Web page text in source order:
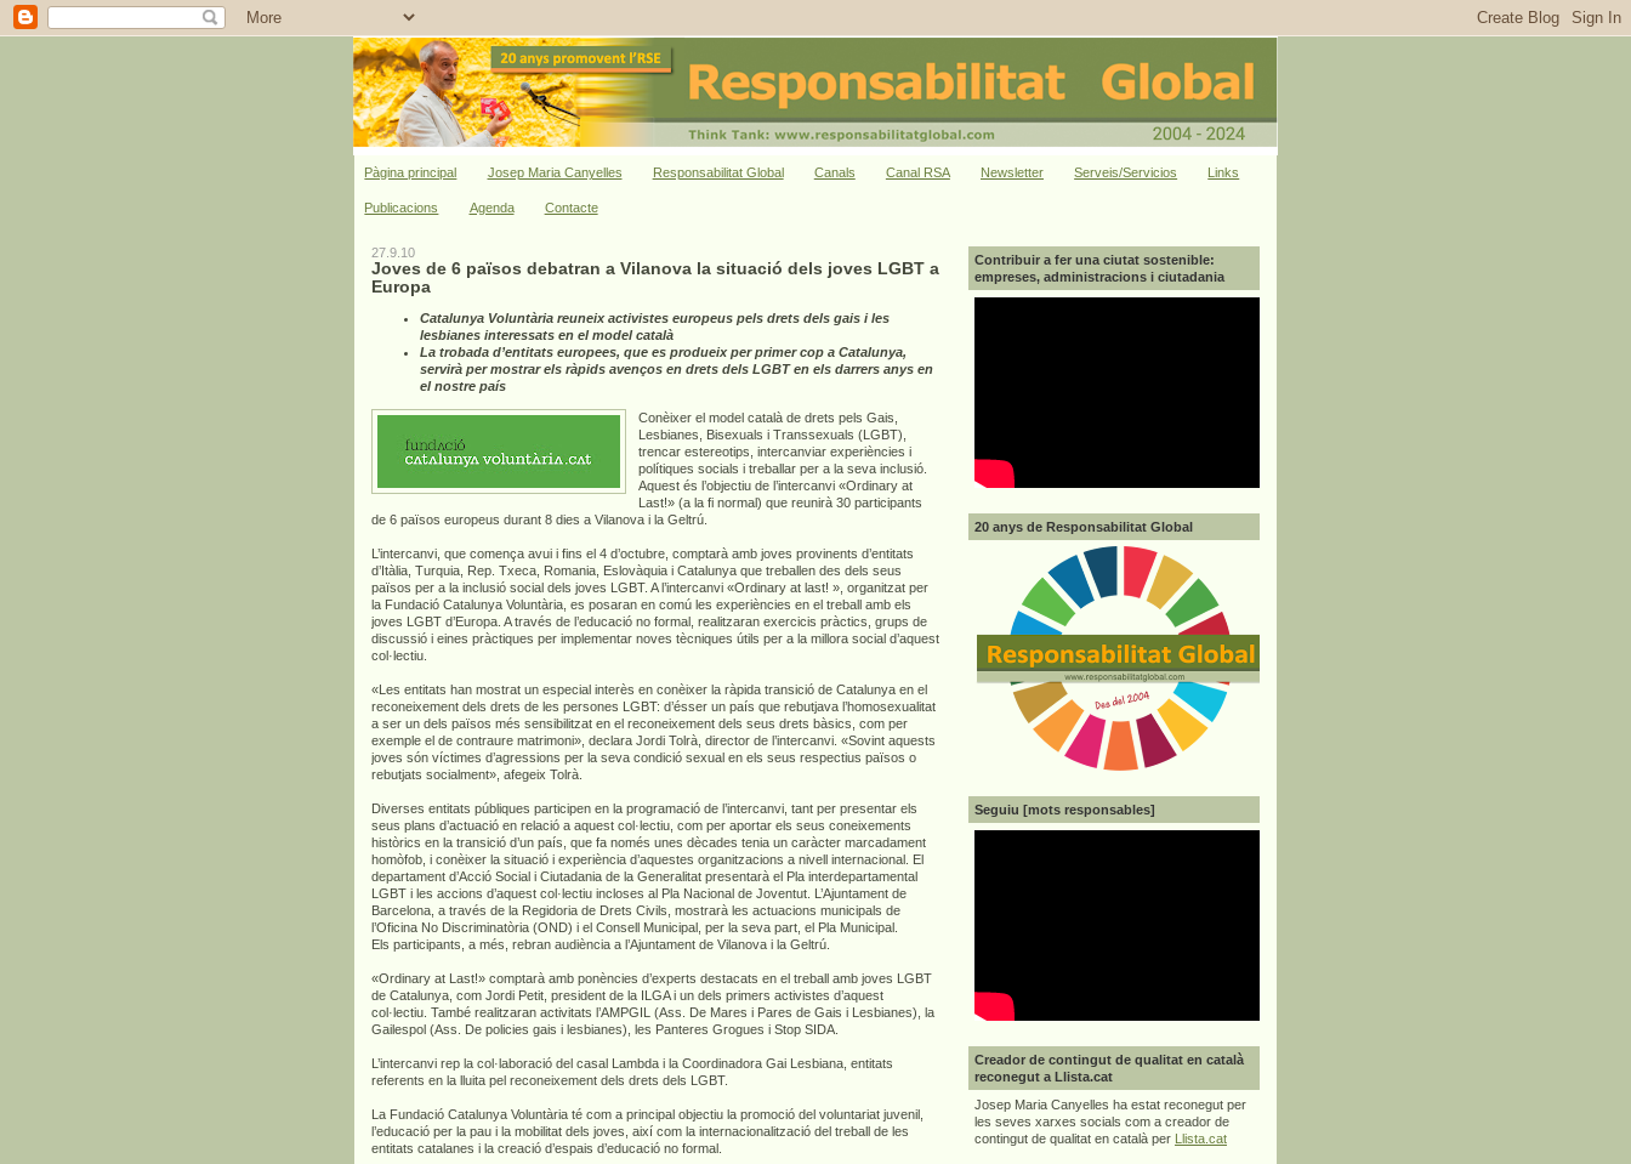
Pàgina principal Josep Maria Canyelles Responsabilitat Global Canals Canal RSA Newsletter Serveis/Servicios Links
Publicacions Agenda Contacte
27.9.10
Joves de 6 països debatran a Vilanova la situació dels joves LGBT a
Europa
Catalunya Voluntària reuneix activistes europeus pels drets dels gais i les
lesbianes interessats en el model català
La trobada d’entitats europees, que es produeix per primer cop a Catalunya,
servirà per mostrar els ràpids avenços en drets dels LGBT en els darrers anys en
el nostre país
Conèixer el model català de drets pels Gais,
Lesbianes, Bisexuals i Transsexuals (LGBT),
trencar estereotips, intercanviar experiències i
polítiques socials i treballar per a la seva inclusió.
Aquest és l’objectiu de l’intercanvi «Ordinary at
Last!» (a la fi normal) que reunirà 30 participants
de 6 països europeus durant 8 dies a Vilanova i la Geltrú.
L’intercanvi, que comença avui i fins el 4 d’octubre, comptarà amb joves provinents d’entitats
d’Itàlia, Turquia, Rep. Txeca, Romania, Eslovàquia i Catalunya que treballen des dels seus
països per a la inclusió social dels joves LGBT. A l’intercanvi «Ordinary at last! », organitzat per
la Fundació Catalunya Voluntària, es posaran en comú les experiències en el treball amb els
joves LGBT d’Europa. A través de l’educació no formal, realitzaran exercicis pràctics, grups de
discussió i eines pràctiques per implementar noves tècniques útils per a la millora social d’aquest
col·lectiu.
«Les entitats han mostrat un especial interès en conèixer la ràpida transició de Catalunya en el
reconeixement dels drets de les persones LGBT: d’ésser un país que rebutjava l’homosexualitat
a ser un dels països més sensibilitzat en el reconeixement dels seus drets bàsics, com per
exemple el de contraure matrimoni», declara Jordi Tolrà, director de l’intercanvi. «Sovint aquests
joves són víctimes d’agressions per la seva condició sexual en els seus respectius països o
rebutjats socialment», afegeix Tolrà.
Diverses entitats públiques participen en la programació de l’intercanvi, tant per presentar els
seus plans d’actuació en relació a aquest col·lectiu, com per aportar els seus coneixements
històrics en la transició d’un país, que fa només unes dècades tenia un caràcter marcadament
homòfob, i conèixer la situació i experiència d’aquestes organitzacions a nivell internacional. El
departament d’Acció Social i Ciutadania de la Generalitat presentarà el Pla interdepartamental
LGBT i les accions d’aquest col·lectiu incloses al Pla Nacional de Joventut. L’Ajuntament de
Barcelona, a través de la Regidoria de Drets Civils, mostrarà les actuacions municipals de
l’Oficina No Discriminatòria (OND) i el Consell Municipal, per la seva part, el Pla Municipal.
Els participants, a més, rebran audiència a l’Ajuntament de Vilanova i la Geltrú.
«Ordinary at Last!» comptarà amb ponències d’experts destacats en el treball amb joves LGBT
de Catalunya, com Jordi Petit, president de la ILGA i un dels primers activistes d’aquest
col·lectiu. També realitzaran activitats l’AMPGIL (Ass. De Mares i Pares de Gais i Lesbianes), la
Gailespol (Ass. De policies gais i lesbianes), les Panteres Grogues i Stop SIDA.
L’intercanvi rep la col·laboració del casal Lambda i la Coordinadora Gai Lesbiana, entitats
referents en la lluita pel reconeixement dels drets dels LGBT.
La Fundació Catalunya Voluntària té com a principal objectiu la promoció del voluntariat juvenil,
l’educació per la pau i la mobilitat dels joves, així com la internacionalització del treball de les
entitats catalanes i la creació d’espais d’educació no formal.
Contribuir a fer una ciutat sostenible:
empreses, administracions i ciutadania
20 anys de Responsabilitat Global
Seguiu [mots responsables]
Creador de contingut de qualitat en català
reconegut a Llista.cat
Josep Maria Canyelles ha estat reconegut per
les seves xarxes socials com a creador de
contingut de qualitat en català per
Llista.cat